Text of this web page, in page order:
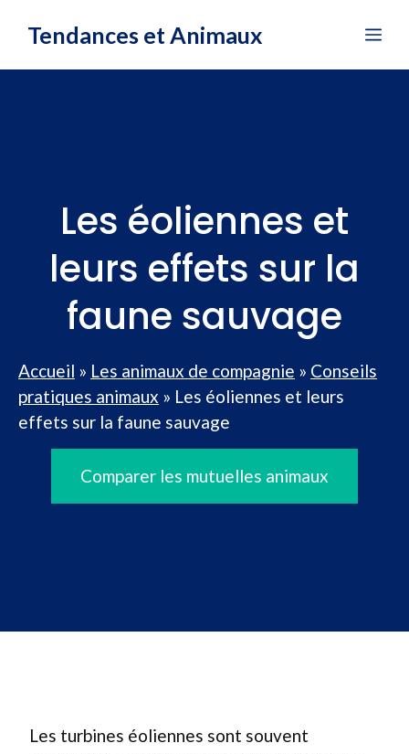
Tendances et Animaux
Les éoliennes et
leurs effets sur la
faune sauvage
Accueil » Les animaux de compagnie » Conseils
pratiques animaux » Les éoliennes et leurs
effets sur la faune sauvage
Comparer les mutuelles animaux
Les turbines éoliennes sont souvent